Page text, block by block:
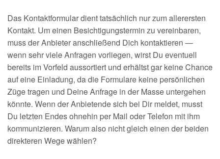
Das Kontaktformular dient tatsächlich nur zum allerersten
Kontakt. Um einen Besichtigungstermin zu vereinbaren,
muss der Anbieter anschließend Dich kontaktieren —
wenn sehr viele Anfragen vorliegen, wirst Du eventuell
bereits im Vorfeld aussortiert und erhältst gar keine Chance
auf eine Einladung, da die Formulare keine persönlichen
Züge tragen und Deine Anfrage in der Masse untergehen
könnte. Wenn der Anbietende sich bei Dir meldet, musst
Du letzten Endes ohnehin per Mail oder Telefon mit ihm
kommunizieren. Warum also nicht gleich einen der beiden
direkteren Wege wählen?